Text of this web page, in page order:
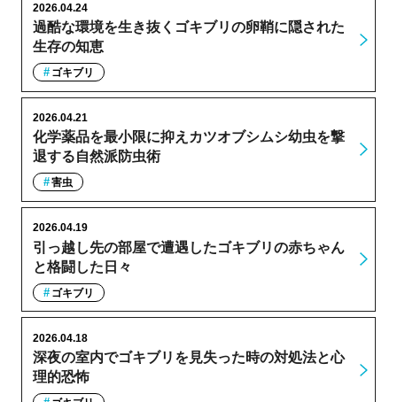
過酷な環境を生き抜くゴキブリの卵鞘に隠された
生存の知恵
2026.04.24
ゴキブリ
化学薬品を最小限に抑えカツオブシムシ幼虫を撃
退する自然派防虫術
2026.04.21
害虫
引っ越し先の部屋で遭遇したゴキブリの赤ちゃん
と格闘した日々
2026.04.19
ゴキブリ
深夜の室内でゴキブリを見失った時の対処法と心
理的恐怖
2026.04.18